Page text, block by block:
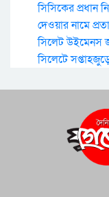
সিসিকের প্রধান
দেওয়ার নামে
সিলেট উইমেনস
সিলেটে